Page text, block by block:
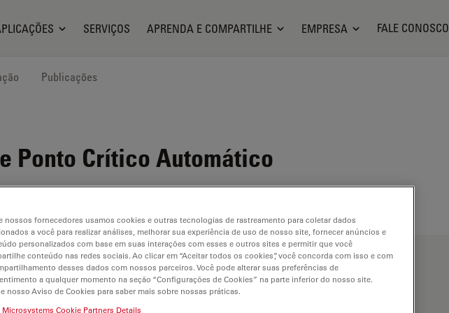
SERVIÇOS APRENDA E COMPARTILHE EMPRESA FALE CONOSCO
Publicações
Ponto Crítico Automático
Secagem controlada do
nossos fornecedores usamos cookies e outras tecnologias de rastreamento para coletar dados
a você para realizar análises, melhorar sua experiência de uso de nosso site, fornecer anúncios e
personalizados com base em suas interações com esses e outros sites e permitir que você
conteúdo nas redes sociais. Ao clicar em “Aceitar todos os cookies”, você concorda com isso e com
desses dados com nossos parceiros. Você pode alterar suas preferências de
a qualquer momento na seção “Configurações de Cookies” na parte inferior do nosso site.
nosso Aviso de Cookies para saber mais sobre nossas práticas.
Microsystems Cookie Partners Details